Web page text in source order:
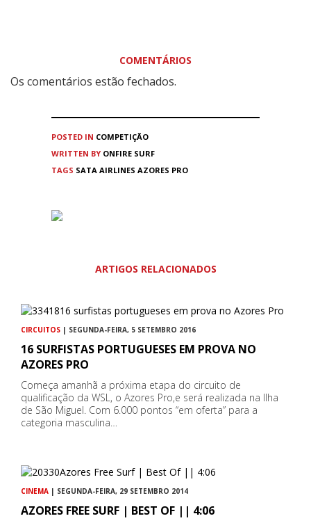
COMENTÁRIOS
Os comentários estão fechados.
POSTED IN COMPETIÇÃO
WRITTEN BY ONFIRE SURF
TAGS SATA AIRLINES AZORES PRO
ARTIGOS RELACIONADOS
CIRCUITOS | SEGUNDA-FEIRA, 5 SETEMBRO 2016
16 SURFISTAS PORTUGUESES EM PROVA NO
AZORES PRO
Começa amanhã a próxima etapa do circuito de
qualificação da WSL, o Azores Pro,e será realizada na Ilha
de São Miguel. Com 6.000 pontos “em oferta” para a
categoria masculina…
CINEMA | SEGUNDA-FEIRA, 29 SETEMBRO 2014
AZORES FREE SURF | BEST OF || 4:06